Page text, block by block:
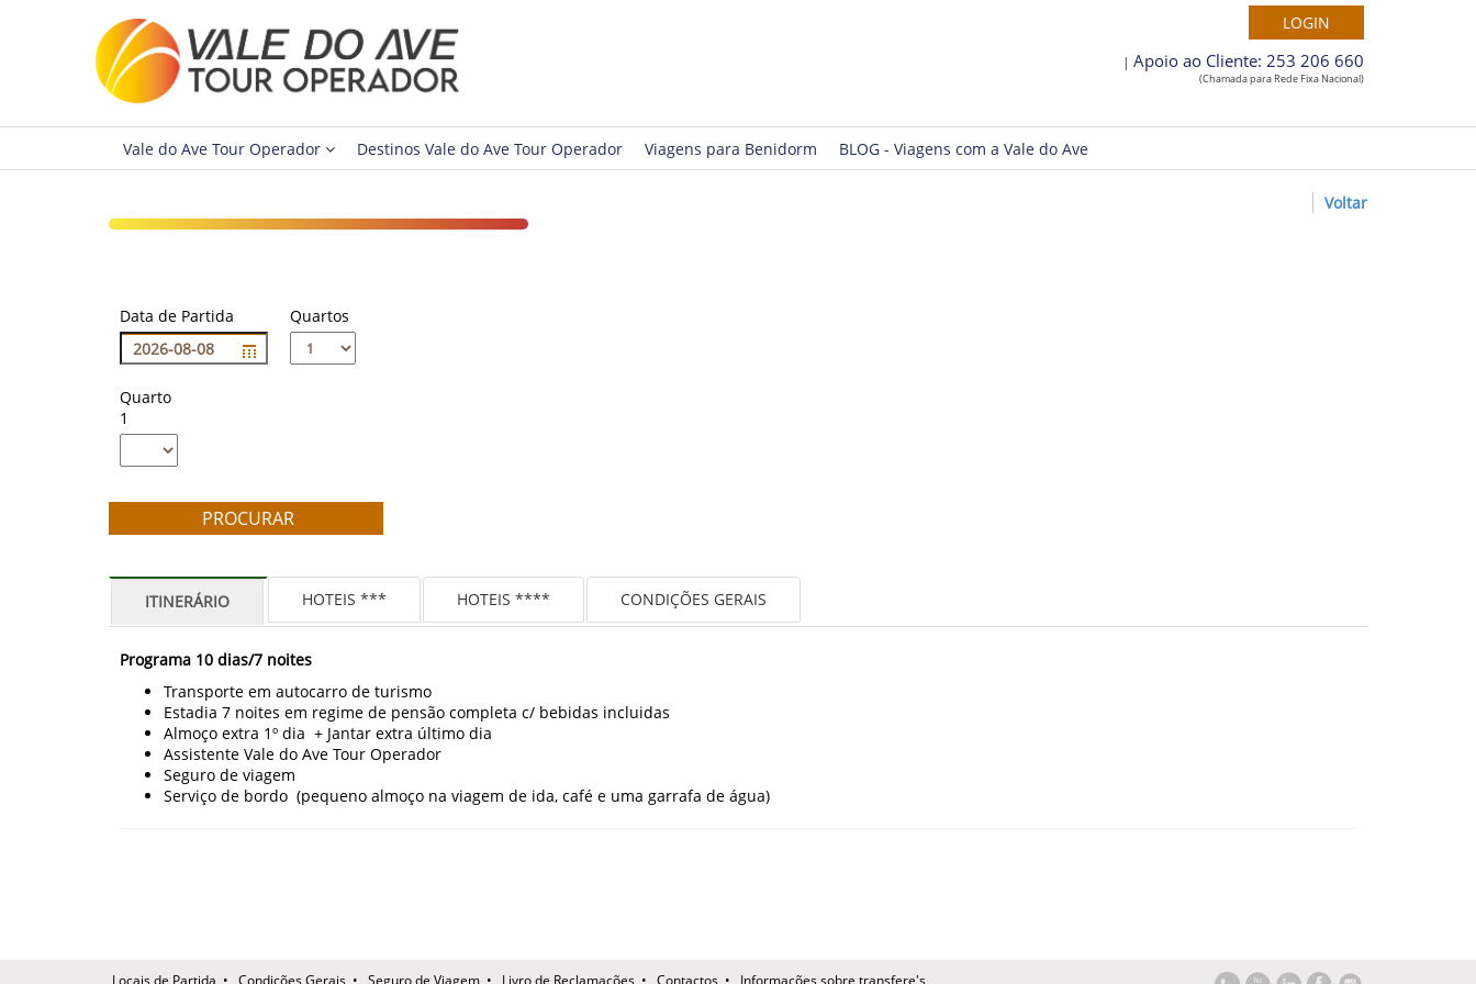
| Apoio ao Cliente: 253 206 660
(Chamada para Rede Fixa Nacional)
Vale do Ave Tour Operador Destinos Vale do Ave Tour Operador Viagens para Benidorm BLOG - Viagens com a Vale do Ave
Voltar
Data de Partida Quartos
Quarto
1
ITINERÁRIO HOTEIS *** HOTEIS **** CONDIÇÕES GERAIS
Programa 10 dias/7 noites
Transporte em autocarro de turismo
Estadia 7 noites em regime de pensão completa c/ bebidas incluidas
Almoço extra 1º dia + Jantar extra último dia
Assistente Vale do Ave Tour Operador
Seguro de viagem
Serviço de bordo (pequeno almoço na viagem de ida, café e uma garrafa de água)
Locais de Partida • Condições Gerais • Seguro de Viagem • Livro de Reclamações • Contactos • Informações sobre transfere's